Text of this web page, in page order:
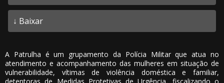
↓ Baixar
A Patrulha é um grupamento da Polícia Militar que atua no
atendimento e acompanhamento das mulheres em situação de
vulnerabilidade, vítimas de violência doméstica e familiar,